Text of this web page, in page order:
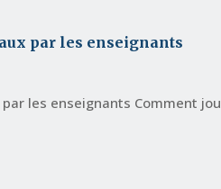
par les enseignants
les enseignants Comment